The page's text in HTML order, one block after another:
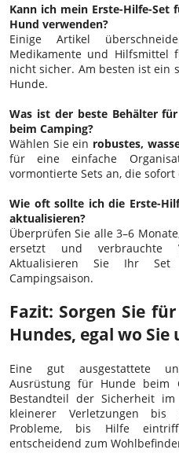
Kann ich mein Erste-Hilfe-Set
Hund verwenden?
Einige Artikel
Medikamente und Hilfsmittel
nicht sicher. Am besten ist ein
Hunde.
Was ist der beste Behälter
beim Camping?
Wählen Sie ein robustes,
für eine einfache
vormontierte Sets an, die
Wie oft sollte ich die Erste-
aktualisieren?
Überprüfen Sie alle 3–6
ersetzt und verbrauchte
Aktualisieren Sie Ihr
Campingsaison.
Fazit: Sorgen Sie
Hundes, egal wo
Eine gut ausgestattete
Ausrüstung für Hunde beim
Bestandteil der Sicherheit
kleinerer Verletzungen bis
Probleme, bis Hilfe
entscheidend zum